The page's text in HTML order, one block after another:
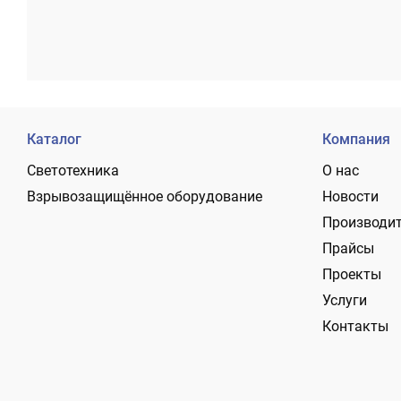
Каталог
Светотехника
Взрывозащищённое оборудование
Компания
О нас
Новости
Прайсы
Проекты
Услуги
Контакты